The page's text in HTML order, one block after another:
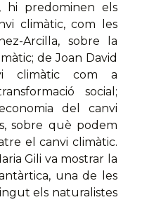
hi predominen els
climàtic, com les
Arcilla, sobre la
de Joan David
climàtic com a
social;
del canvi
sobre què podem
el canvi climàtic.
Gili va mostrar la
una de les
els naturalistes